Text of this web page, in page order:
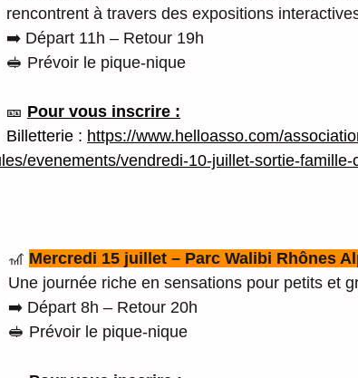
rencontrent à travers des expositions
➡️ Départ 11h – Retour 19h
🥪 Prévoir le pique-nique
🎫 Pour vous inscrire :
Billetterie : https://www.helloasso.com/
evenements/vendredi-10-juillet-sortie-
🎢 Mercredi 15 juillet – Parc Walibi Rhônes
Une journée riche en sensations pour petits et
➡️ Départ 8h – Retour 20h
🥪 Prévoir le pique-nique